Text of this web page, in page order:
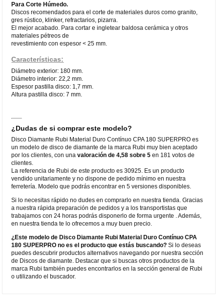
Para Corte Húmedo.
Discos recomendados para el corte de materiales duros como granito,
gres rústico, klinker, refractarios, pizarra.
El mejor acabado. Para cortar e ingletear baldosa cerámica y otros
materiales pétreos de
revestimiento con espesor < 25 mm.
Características:
Diámetro exterior: 180 mm.
Diámetro interior: 22,2 mm.
Espesor pastilla disco: 1,7 mm.
Altura pastilla disco: 7 mm.
¿Dudas de si comprar este modelo?
Disco Diamante Rubi Material Duro Contínuo CPA 180 SUPERPRO es
un modelo de disco de diamante de la marca Rubi muy bien aceptado
por los clientes, con unavaloración de 4,58 sobre 5 en 181 votos de
clientes.
La referencia de Rubi de este producto es 30925. Es un producto
vendido unitariamente y no dispone de pedido mínimo en nuestra
ferretería. Modelo que podrás encontrar en 5 versiones disponibles.
Si lo necesitas rápido no dudes en comprarlo en nuestra tienda. Gracias
a nuestra rápida preparación de pedidos y a los transportistas que
trabajamos con 24 horas podrás disponerlo de forma urgente . Además,
en nuestra tienda te lo ofrecemos a muy buen precio.
¿Este modelo de Disco Diamante Rubi Material Duro Contínuo CPA
180 SUPERPRO no es el producto que estás buscando? Si lo deseas
puedes descubrir productos alternativos navegando por nuestra sección
de Discos de diamante. Destacar que si buscas otros productos de la
marca Rubi también puedes encontrarlos en la sección general de Rubi
o utilizando el buscador.